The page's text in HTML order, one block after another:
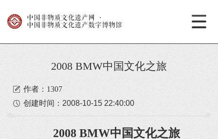
中国非物质文化遗产网
·
中国非物质文化遗产数字博物馆
2008 BMW中国文化之旅
作者：1307
创建时间： 2008-10-15 22:40:00
2008 BMW中国文化之旅